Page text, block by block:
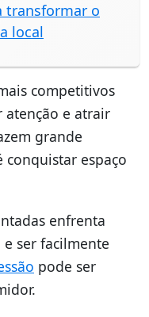
transformar o
local
competitivos
atenção e atrair
grande
espaço
enfrenta
ser facilmente
pode ser